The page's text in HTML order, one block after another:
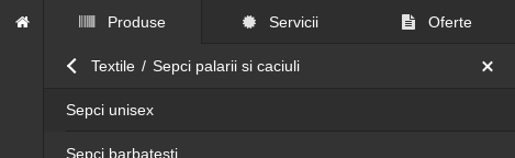
Produse Servicii Oferte
Close submenu
Textile / Sepci palarii si caciuli
Sepci unisex
Sepci barbatesti